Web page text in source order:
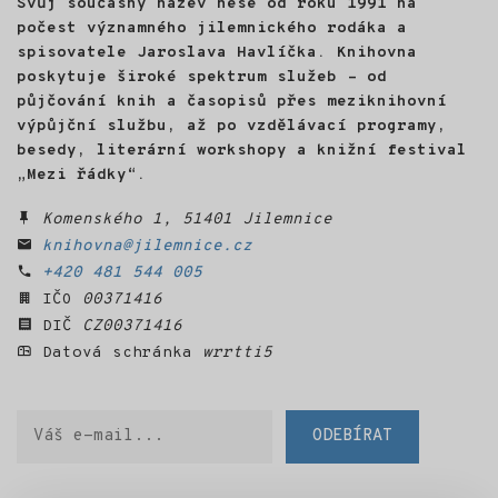
počest významného jilemnického rodáka a
spisovatele Jaroslava Havlíčka. Knihovna
poskytuje široké spektrum služeb – od
půjčování knih a časopisů přes meziknihovní
výpůjční službu, až po vzdělávací programy,
besedy, literární workshopy a knižní festival
„Mezi řádky“.
Komenského 1, 51401 Jilemnice
knihovna@jilemnice.cz
+420 481 544 005
IČO
00371416
DIČ
CZ00371416
Datová schránka
wrrtti5
ODEBÍRAT